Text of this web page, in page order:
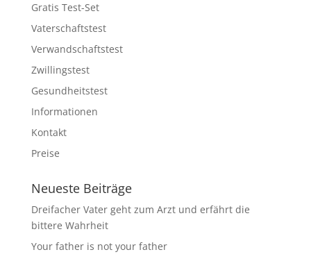
Gratis Test-Set
Vaterschaftstest
Verwandschaftstest
Zwillingstest
Gesundheitstest
Informationen
Kontakt
Preise
Neueste Beiträge
Dreifacher Vater geht zum Arzt und erfährt die
bittere Wahrheit
Your father is not your father